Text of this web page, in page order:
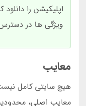
اپلیکیشن را
ویژگی ها در
معایب
معایب اصلی،